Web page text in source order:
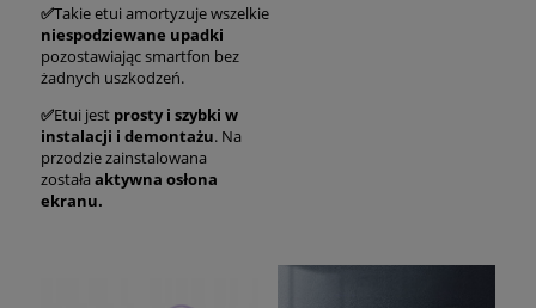
✅Takie etui amortyzuje wszelkie
niespodziewane upadki
pozostawiając smartfon bez
żadnych uszkodzeń.
✅Etui jest prosty i szybki w
instalacji i demontażu. Na
przodzie zainstalowana
została aktywna osłona
ekranu.